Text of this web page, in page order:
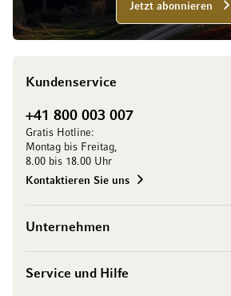
Jetzt abonnieren
Kundenservice
+41 800 003 007
Gratis Hotline:
Montag bis Freitag,
8.00 bis 18.00 Uhr
Kontaktieren Sie uns
Unternehmen
Service und Hilfe